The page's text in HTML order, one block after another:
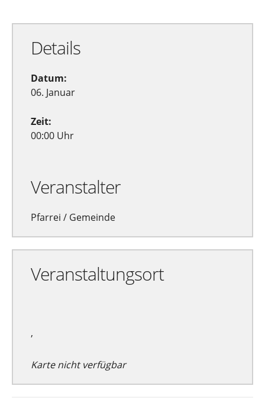
Details
Datum:
06. Januar
Zeit:
00:00 Uhr
Veranstalter
Pfarrei / Gemeinde
Veranstaltungsort
,
Karte nicht verfügbar